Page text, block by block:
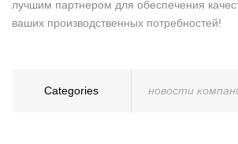
лучшим партнером для обеспечения
ваших производственных потребностей!
Categories новости